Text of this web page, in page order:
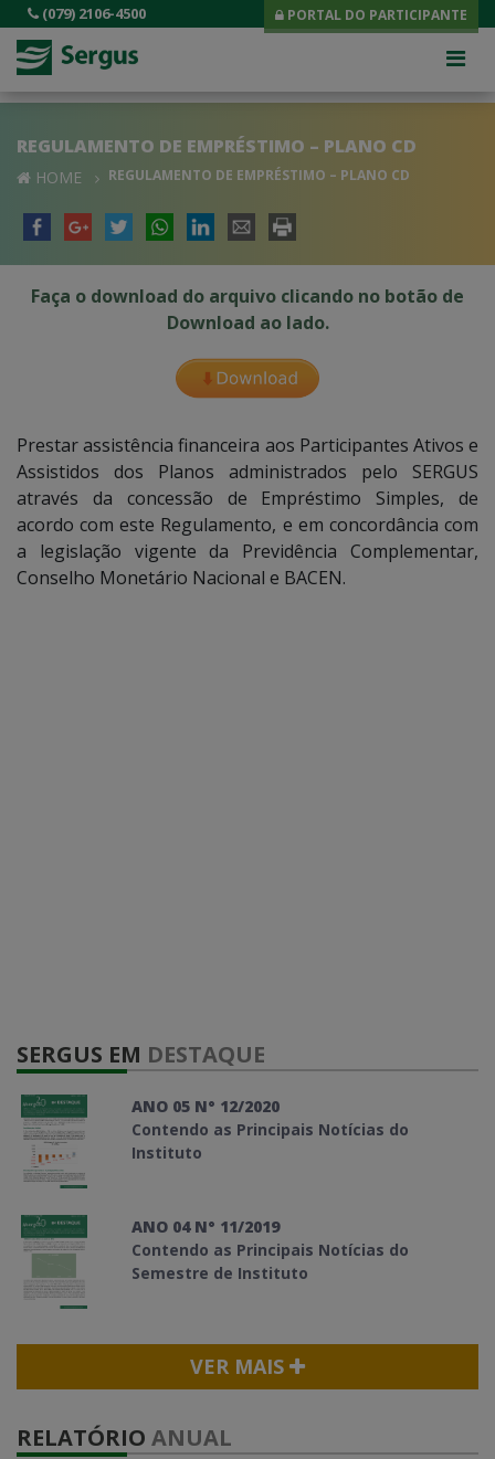
(079) 2106-4500 PORTAL DO PARTICIPANTE
REGULAMENTO DE EMPRÉSTIMO – PLANO CD
HOME REGULAMENTO DE EMPRÉSTIMO – PLANO CD
Faça o download do arquivo clicando no botão de
Download ao lado.
Prestar assistência financeira aos Participantes Ativos e
Assistidos dos Planos administrados pelo SERGUS
através da concessão de Empréstimo Simples, de
acordo com este Regulamento, e em concordância com
a legislação vigente da Previdência Complementar,
Conselho Monetário Nacional e BACEN.
SERGUS EM DESTAQUE
ANO 05 N° 12/2020
Contendo as Principais Notícias do
Instituto
ANO 04 N° 11/2019
Contendo as Principais Notícias do
Semestre de Instituto
VER MAIS
RELATÓRIO ANUAL